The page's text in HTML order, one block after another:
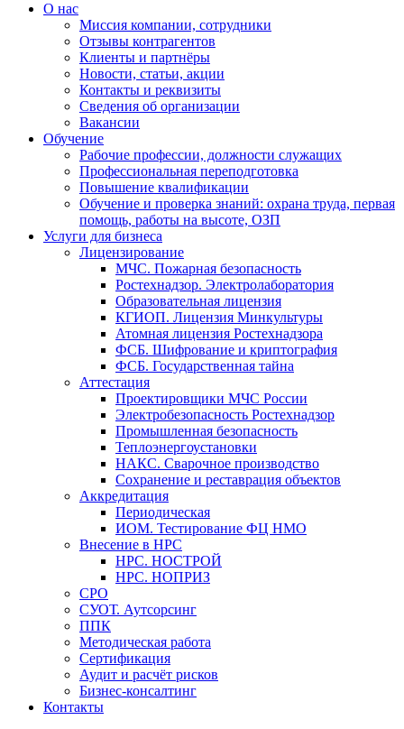
О нас
Миссия компании, сотрудники
Отзывы контрагентов
Клиенты и партнёры
Новости, статьи, акции
Контакты и реквизиты
Сведения об организации
Вакансии
Обучение
Рабочие профессии, должности служащих
Профессиональная переподготовка
Повышение квалификации
Обучение и проверка знаний: охрана труда, первая
помощь, работы на высоте, ОЗП
Услуги для бизнеса
Лицензирование
МЧС. Пожарная безопасность
Ростехнадзор. Электролаборатория
Образовательная лицензия
КГИОП. Лицензия Минкультуры
Атомная лицензия Ростехнадзора
ФСБ. Шифрование и криптография
ФСБ. Государственная тайна
Аттестация
Проектировщики МЧС России
Электробезопасность Ростехнадзор
Промышленная безопасность
Теплоэнергоустановки
НАКС. Сварочное производство
Сохранение и реставрация объектов
Аккредитация
Периодическая
ИОМ. Тестирование ФЦ НМО
Внесение в НРС
НРС. НОСТРОЙ
НРС. НОПРИЗ
СРО
СУОТ. Аутсорсинг
ППК
Методическая работа
Сертификация
Аудит и расчёт рисков
Бизнес-консалтинг
Контакты